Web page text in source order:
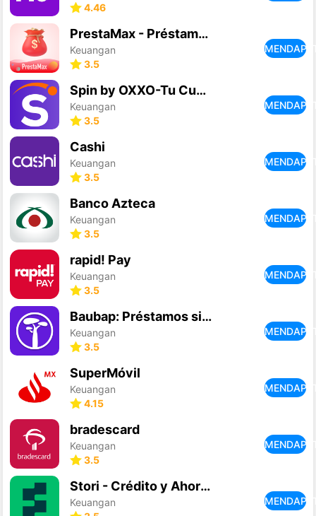
4.46
PrestaMax - Préstamos Flash
Keuangan
3.5
Spin by OXXO-Tu Cuenta Digital
Keuangan
3.5
Cashi
Keuangan
3.5
Banco Azteca
Keuangan
3.5
rapid! Pay
Keuangan
3.5
Baubap: Préstamos sin Buró
Keuangan
3.5
SuperMóvil
Keuangan
4.15
bradescard
Keuangan
3.5
Stori - Crédito y Ahorro
Keuangan